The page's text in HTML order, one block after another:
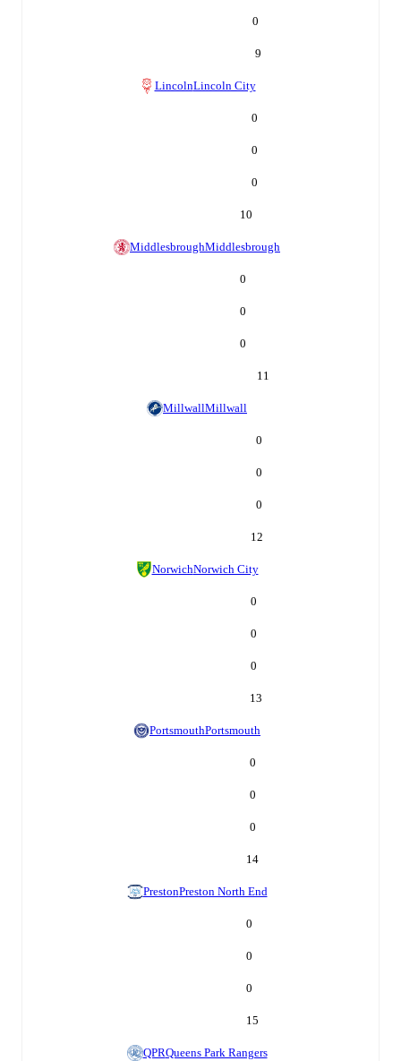
0
9
LincolnLincoln City
0
0
0
10
MiddlesbroughMiddlesbrough
0
0
0
11
MillwallMillwall
0
0
0
12
NorwichNorwich City
0
0
0
13
PortsmouthPortsmouth
0
0
0
14
PrestonPreston North End
0
0
0
15
QPRQueens Park Rangers